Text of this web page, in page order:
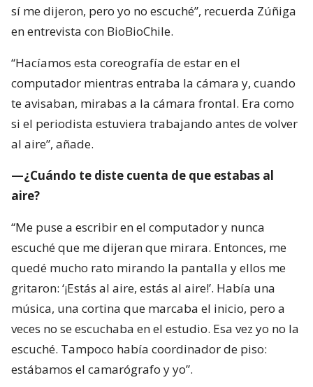
sí me dijeron, pero yo no escuché”, recuerda Zúñiga
en entrevista con BioBioChile.
“Hacíamos esta coreografía de estar en el
computador mientras entraba la cámara y, cuando
te avisaban, mirabas a la cámara frontal. Era como
si el periodista estuviera trabajando antes de volver
al aire”, añade.
—¿Cuándo te diste cuenta de que estabas al
aire?
“Me puse a escribir en el computador y nunca
escuché que me dijeran que mirara. Entonces, me
quedé mucho rato mirando la pantalla y ellos me
gritaron: ‘¡Estás al aire, estás al aire!’. Había una
música, una cortina que marcaba el inicio, pero a
veces no se escuchaba en el estudio. Esa vez yo no la
escuché. Tampoco había coordinador de piso:
estábamos el camarógrafo y yo”.